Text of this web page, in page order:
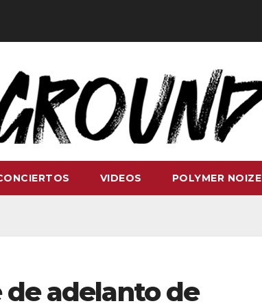
VIDEOS POLYMER NOIZE
de adelanto de